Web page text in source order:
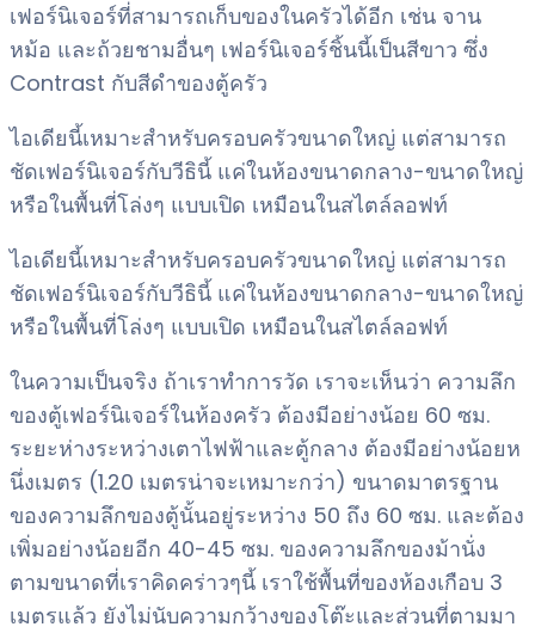
เฟอร์นิเจอร์ที่สามารถเก็บของในครัวได้อีก เช่น จาน
หม้อ และถ้วยชามอื่นๆ เฟอร์นิเจอร์ชิ้นนี้เป็นสีขาว ซึ่ง
Contrast กับสีดำของตู้ครัว
ไอเดียนี้เหมาะสำหรับครอบครัวขนาดใหญ่ แต่สามารถ
ชัดเฟอร์นิเจอร์กับวีธินี้ แค่ในห้องขนาดกลาง-ขนาดใหญ่
หรือในพื้นที่โล่งๆ แบบเปิด เหมือนในสไตล์ลอฟท์
ไอเดียนี้เหมาะสำหรับครอบครัวขนาดใหญ่ แต่สามารถ
ชัดเฟอร์นิเจอร์กับวีธินี้ แค่ในห้องขนาดกลาง-ขนาดใหญ่
หรือในพื้นที่โล่งๆ แบบเปิด เหมือนในสไตล์ลอฟท์
ในความเป็นจริง ถ้าเราทำการวัด เราจะเห็นว่า ความลึก
ของตู้เฟอร์นิเจอร์ในห้องครัว ต้องมีอย่างน้อย 60 ซม.
ระยะห่างระหว่างเตาไฟฟ้าและตู้กลาง ต้องมีอย่างน้อยห
นึ่งเมตร (1.20 เมตรน่าจะเหมาะกว่า) ขนาดมาตรฐาน
ของความลึกของตู้นั้นอยู่ระหว่าง 50 ถึง 60 ซม. และต้อง
เพิ่มอย่างน้อยอีก 40-45 ซม. ของความลึกของม้านั่ง
ตามขนาดที่เราคิดคร่าวๆนี้ เราใช้พื้นที่ของห้องเกือบ 3
เมตรแล้ว ยังไม่นับความกว้างของโต๊ะและส่วนที่ตามมา